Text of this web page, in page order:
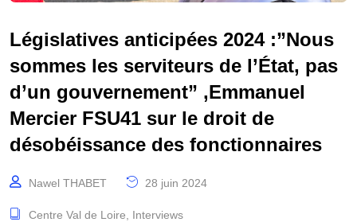
Législatives anticipées 2024 :”Nous
sommes les serviteurs de l’État, pas
d’un gouvernement” ,Emmanuel
Mercier FSU41 sur le droit de
désobéissance des fonctionnaires
Nawel THABET 28 juin 2024
Centre Val de Loire Interviews